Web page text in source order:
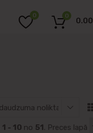
0
0.00
0
1 - 10 no 51. Preces lapā